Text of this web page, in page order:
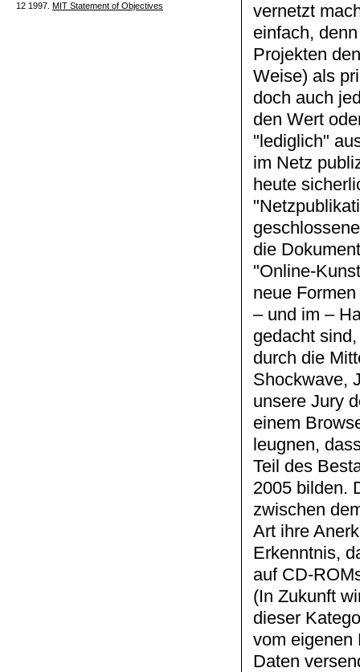
12 1997. MIT Statement of Objectives
vernetzt
einfach,
Projekten
Weise) als
doch auch
den Wert
"lediglich"
im Netz
heute
die
"Online-
neue
– und im –
gedacht
durch die
Shockwave,
unsere Jury
einem
leugnen,
Teil des
2005 bilden.
zwischen
Art ihre
Erkenntnis,
auf CD-
(In Zukunft
dieser
vom eigenen
Daten